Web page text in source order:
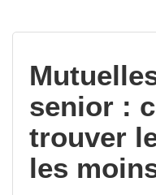
senior :
trouver
les